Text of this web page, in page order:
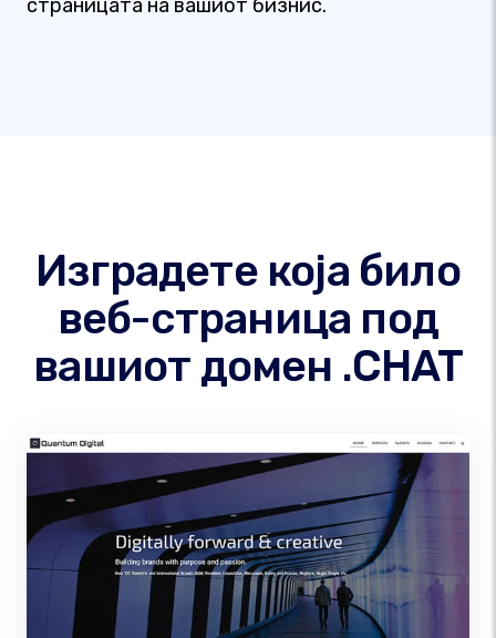
страницата на вашиот бизнис.
Изградете која било
веб-страница под
вашиот домен .CHAT